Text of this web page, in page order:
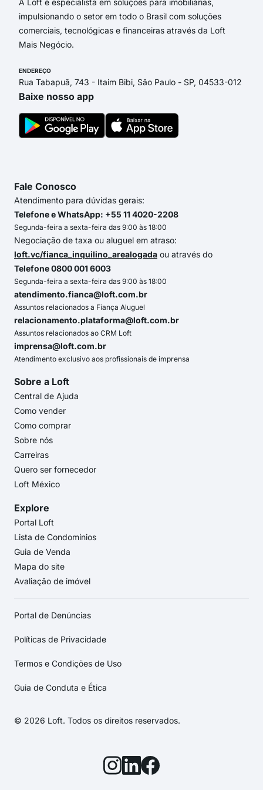
A Loft é especialista em soluções para imobiliárias,
impulsionando o setor em todo o Brasil com soluções
comerciais, tecnológicas e financeiras através da Loft
Mais Negócio.
ENDEREÇO
Rua Tabapuã, 743 - Itaim Bibi, São Paulo - SP, 04533-012
Baixe nosso app
Fale Conosco
Atendimento para dúvidas gerais:
Telefone e WhatsApp: +55 11 4020-2208
Segunda-feira a sexta-feira das 9:00 às 18:00
Negociação de taxa ou aluguel em atraso:
loft.vc/fianca_inquilino_arealogada ou através do
Telefone 0800 001 6003
Segunda-feira a sexta-feira das 9:00 às 18:00
atendimento.fianca@loft.com.br
Assuntos relacionados a Fiança Aluguel
relacionamento.plataforma@loft.com.br
Assuntos relacionados ao CRM Loft
imprensa@loft.com.br
Atendimento exclusivo aos profissionais de imprensa
Sobre a Loft
Central de Ajuda
Como vender
Como comprar
Sobre nós
Carreiras
Quero ser fornecedor
Loft México
Explore
Portal Loft
Lista de Condomínios
Guia de Venda
Mapa do site
Avaliação de imóvel
Portal de Denúncias
Políticas de Privacidade
Termos e Condições de Uso
Guia de Conduta e Ética
© 2026 Loft. Todos os direitos reservados.